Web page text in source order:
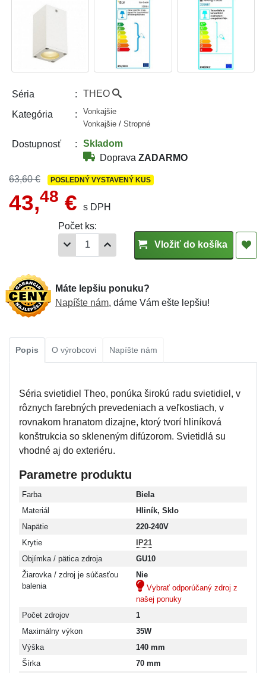
Séria THEO
Kategória
Vonkajšie
Vonkajšie / Stropné
Dostupnosť
Skladom
Doprava ZADARMO
63,60 € POSLEDNÝ VYSTAVENÝ KUS
43,48 €
s DPH
Počet ks:
Vložiť do košíka
Máte lepšiu ponuku?
Napíšte nám, dáme Vám ešte lepšiu!
Popis O výrobcovi Napíšte nám
Séria svietidiel Theo, ponúka širokú radu svietidiel, v
rôznych farebných prevedeniach a veľkostiach, v
rovnakom hranatom dizajne, ktorý tvorí hliníková
konštrukcia so skleneným difúzorom. Svietidlá su
vhodné aj do exteriéru.
Parametre produktu
Farba
Biela
Materiál
Hliník, Sklo
Napätie
220-240V
Krytie
IP21
Objímka / pätica zdroja
GU10
Žiarovka / zdroj je súčasťou
balenia
Nie
Vybrať odporúčaný zdroj z
našej ponuky
Počet zdrojov
1
Maximálny výkon
35W
Výška
140 mm
Šírka
70 mm